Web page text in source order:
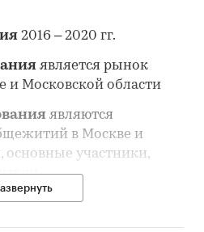
2016 – 2020 гг.
является рынок
Московской области
являются
в Москве и
основные участники,
анализ и прогноз